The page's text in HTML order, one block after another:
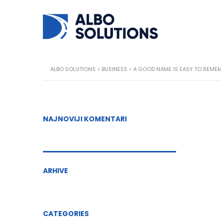
ALBO SOLUTIONS > BUSINESS > A GOOD NAME IS EASY TO
NAJNOVIJI KOMENTARI
ARHIVE
CATEGORIES